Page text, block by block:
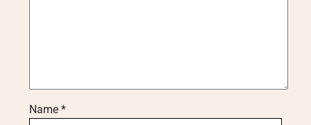
Name *